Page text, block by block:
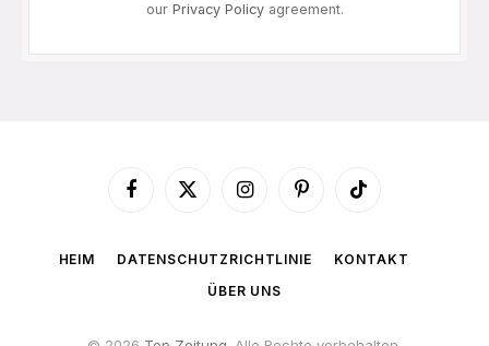
our Privacy Policyagreement.
Facebook
X
InstagramPinterestTikTok
HEIM DATENSCHUTZRICHTLINIE
KONTAKT
ÜBER UNS